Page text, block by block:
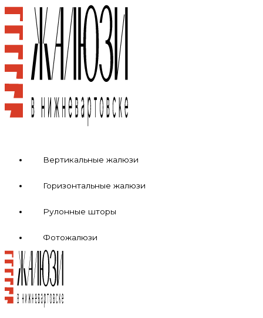
Вертикальные жалюзи
Горизонтальные жалюзи
Рулонные шторы
Фотожалюзи